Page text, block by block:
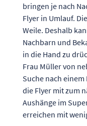
bringen je nach
Flyer in Umlauf.
Weile. Deshalb
Nachbarn und
in die Hand zu
Frau Müller von
Suche nach
die Flyer mit zum
Aushänge im
erreichen mit